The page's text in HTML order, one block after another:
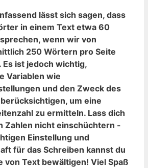
lässt sich sagen, dass
in einem Text etwa 60
‌wenn⁣ wir von⁣
250 Wörtern pro ⁣Seite
‌Es ist jedoch wichtig,
Variablen wie
und ⁢den Zweck des
um eine
zu ermitteln. Lass‌ dich
Zahlen nicht einschüchtern⁤ -‌
Einstellung⁤ und
für⁤ das Schreiben kannst ‍du
von ‍Text bewältigen! Viel ​Spaß